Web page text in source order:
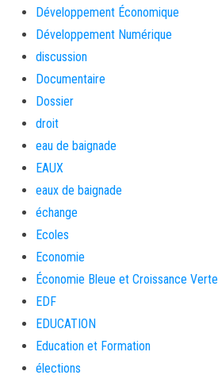
Développement Économique
Développement Numérique
discussion
Documentaire
Dossier
droit
eau de baignade
EAUX
eaux de baignade
échange
Ecoles
Economie
Économie Bleue et Croissance Verte
EDF
EDUCATION
Education et Formation
élections